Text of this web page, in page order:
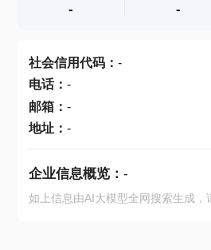
查产地
- -
社会信用代码： -
电话： -
邮箱： -
地址： -
企业信息概览： -
如上信息由AI大模型全网搜索生成，